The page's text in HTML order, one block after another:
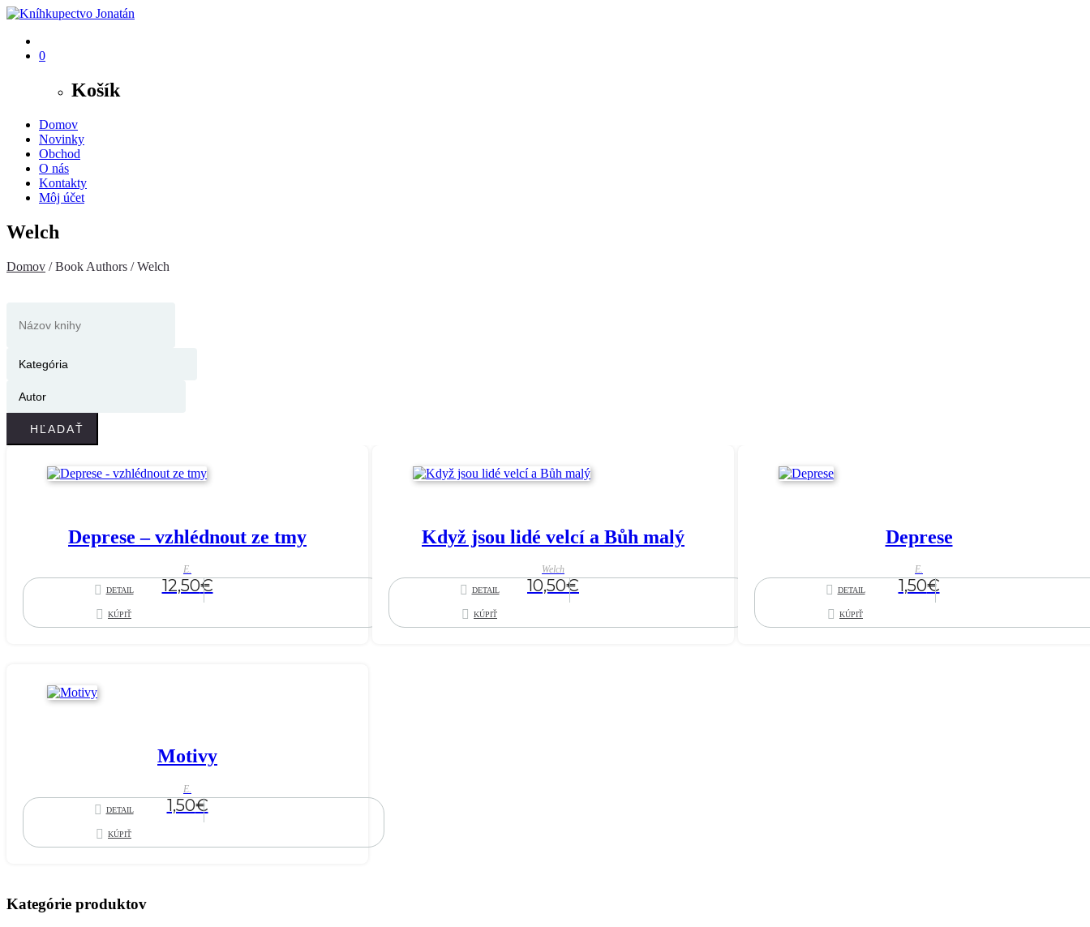
0
Košík
Domov
Novinky
Obchod
O nás
Kontakty
Môj účet
Welch
Domov / Book Authors / Welch
HĽADAŤ
Deprese – vzhlédnout ze tmy
E.
12,50€
DETAIL
KÚPIŤ
Když jsou lidé velcí a Bůh malý
Welch
10,50€
DETAIL
KÚPIŤ
Deprese
E.
1,50€
DETAIL
KÚPIŤ
Motivy
E.
1,50€
DETAIL
KÚPIŤ
Kategórie produktov